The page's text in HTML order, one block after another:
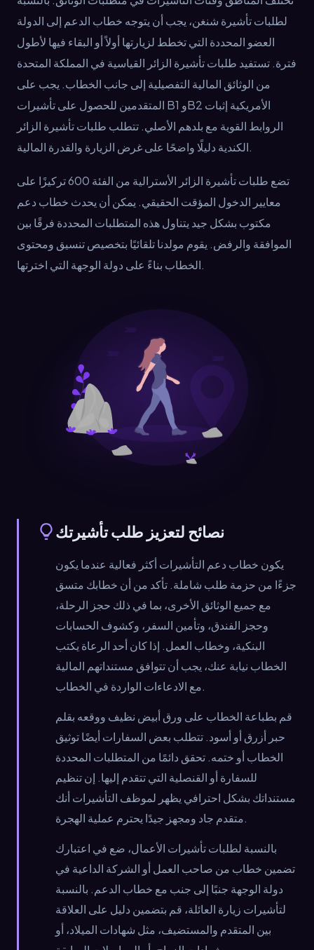
لطلبات تأشيرة شنغن، يجب أن يتوجه خطاب الدعم إلى الدولة
العضو المحددة التي تخطط لزيارتها أولاً أو البقاء فيها لأطول
فترة. تستفيد طلبات تأشيرة الزائر القياسية في المملكة المتحدة
من الوثائق المالية التفصيلية إلى جانب الخطاب. يجب على
المتقدمين للحصول على تأشيرات B1 وB2 الأمريكية إثبات
الروابط القوية مع بلدهم الأصلي. تتطلب طلبات تأشيرة الزائر
الكندية دليلًا واضحًا على غرض الزيارة والقدرة المالية.
تضع طلبات تأشيرة الزائر الأسترالية من الفئة 600 تركيزًا على
معايير الدخول المؤقت الحقيقي. يمكن أن يحدث خطاب دعم
مكتوب بشكل جيد يتناول هذه المتطلبات المحددة فرقًا بين
الموافقة والرفض. يقوم مولدنا تلقائيًا بتخصيص تنسيق ومحتوى
الخطاب بناءً على دولة الوجهة التي اخترتها.
نصائح لتعزيز طلب تأشيرتك
يكون خطاب دعم التأشيرات أكثر فعالية عندما يكون
جزءًا من حزمة طلب شاملة. تأكد من أن خطابك متسق
مع جميع الوثائق الأخرى، بما في ذلك حجز الرحلة،
وحجز الفندق، وتأمين السفر، وكشوف الحسابات
البنكية، وخطاب العمل. إذا كان أحد الرعاة يكتب
الخطاب نيابة عنك، يجب أن تتوافق مستنداتهم المالية
قم بطباعة الخطاب على ورق أبيض نظيف ووقعه بقلم
حبر أزرق أو أسود. تتطلب بعض السفارات أيضًا توثيق
الخطاب أو ختمه. تحقق دائمًا من المتطلبات المحددة
للسفارة أو القنصلية التي تتقدم إليها. إن تنظيم
مستنداتك بشكل احترافي يظهر لموظف التأشيرات أنك
متقدم جاد ومجهز جيدًا يحترم عملية الهجرة.
بالنسبة لطلبات تأشيرات الأعمال، ضع في اعتبارك
تضمين خطاب من صاحب العمل أو الشركة الداعية في
دولة الوجهة جنبًا إلى جنب مع خطاب الدعم. بالنسبة
لتأشيرات زيارة العائلة، قم بتضمين دليل على العلاقة
بين المتقدم والمستضيف، مثل شهادات الميلاد، أو